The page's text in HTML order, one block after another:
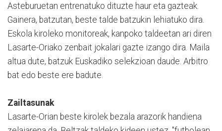
Asteburuetan entrenatuko dituzte haur eta gazteak.
Gainera, batzutan, beste talde batzukin lehiatuko dira.
Eskola kiroleko monitoreak, kanpoko taldeetan ari diren
Lasarte-Oriako zenbait jokalari gazte izango dira. Maila
altua dute, batzuk Euskadiko selekzioan daude. Arbitro
bat edo beste ere badute.
Zailtasunak
Lasarte-Orian beste kirolek bezala arazorik handiena